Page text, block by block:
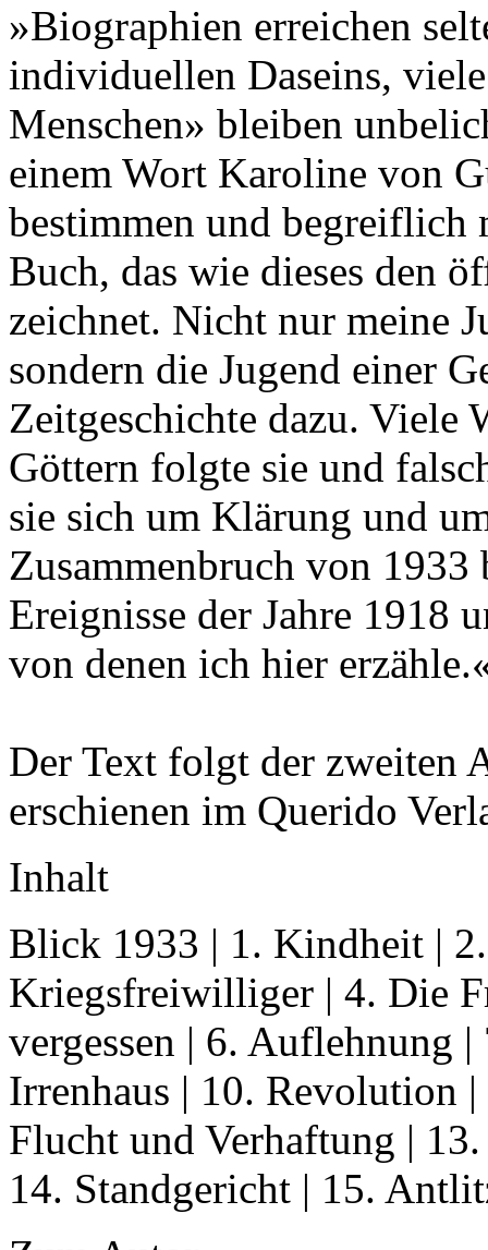
»Biographien erreichen
individuellen Daseins,
Menschen» bleiben
einem Wort Karoline von
bestimmen und begreiflich
Buch, das wie dieses den
zeichnet. Nicht nur meine
sondern die Jugend einer
Zeitgeschichte dazu. Viele
Göttern folgte sie und
sie sich um Klärung und
Zusammenbruch von
Ereignisse der Jahre 1918
von denen ich hier
Der Text folgt der zweiten
erschienen im Querido
Inhalt
Blick 1933 | 1. Kindheit |
Kriegsfreiwilliger | 4. Die
vergessen | 6. Auflehnung
Irrenhaus | 10. Revolution
Flucht und Verhaftung |
14. Standgericht | 15.